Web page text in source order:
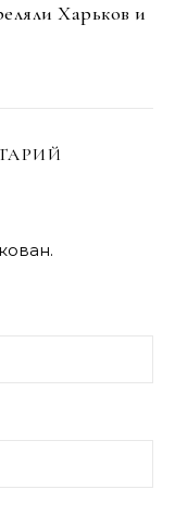
Харьков и